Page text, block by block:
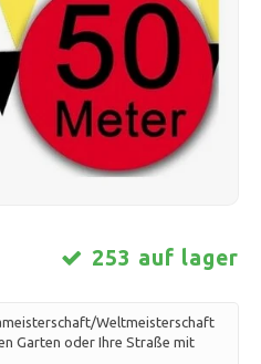
253 auf lager
Weltmeisterschaft
Garten oder Ihre Straße mit